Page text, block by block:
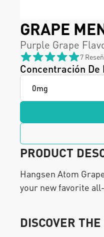
GRAPE
Purple Grape
7
Concentración De
PRODUCT
Hangsen Atom
your new favorite
DISCOVER